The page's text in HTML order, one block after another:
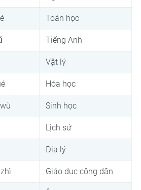
Toán học
Tiếng Anh
Vật lý
Hóa học
Sinh học
Lịch sử
Địa lý
Giáo dục công dân